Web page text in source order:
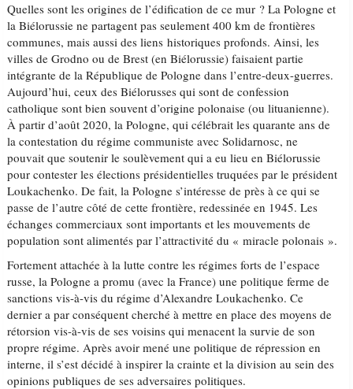
Quelles sont les origines de l’édification de ce mur ? La Pologne et
la Biélorussie ne partagent pas seulement 400 km de frontières
communes, mais aussi des liens historiques profonds. Ainsi, les
villes de Grodno ou de Brest (en Biélorussie) faisaient partie
intégrante de la République de Pologne dans l’entre-deux-guerres.
Aujourd’hui, ceux des Biélorusses qui sont de confession
catholique sont bien souvent d’origine polonaise (ou lituanienne).
À partir d’août 2020, la Pologne, qui célébrait les quarante ans de
la contestation du régime communiste avec Solidarnosc, ne
pouvait que soutenir le soulèvement qui a eu lieu en Biélorussie
pour contester les élections présidentielles truquées par le président
Loukachenko. De fait, la Pologne s’intéresse de près à ce qui se
passe de l’autre côté de cette frontière, redessinée en 1945. Les
échanges commerciaux sont importants et les mouvements de
population sont alimentés par l’attractivité du « miracle polonais ».
Fortement attachée à la lutte contre les régimes forts de l’espace
russe, la Pologne a promu (avec la France) une politique ferme de
sanctions vis-à-vis du régime d’Alexandre Loukachenko. Ce
dernier a par conséquent cherché à mettre en place des moyens de
rétorsion vis-à-vis de ses voisins qui menacent la survie de son
propre régime. Après avoir mené une politique de répression en
interne, il s’est décidé à inspirer la crainte et la division au sein des
opinions publiques de ses adversaires politiques.